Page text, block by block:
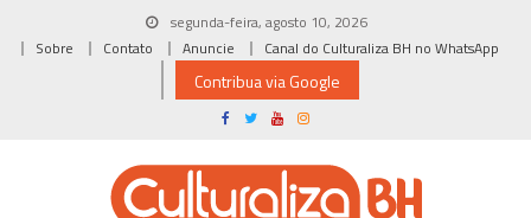
segunda-feira, agosto 10, 2026
Sobre
Contato Anuncie Canal do Culturaliza BH no WhatsApp
Contribua via Google